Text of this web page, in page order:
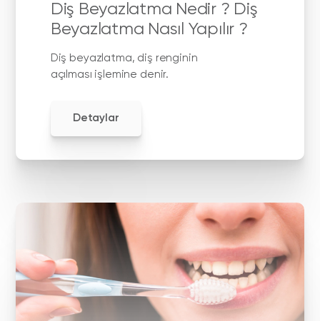
Diş Beyazlatma Nedir ? Diş
Beyazlatma Nasıl Yapılır ?
Diş beyazlatma, diş renginin
açılması işlemine denir.
Detaylar